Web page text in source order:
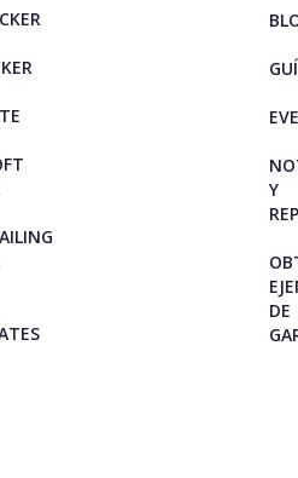
Y
DE